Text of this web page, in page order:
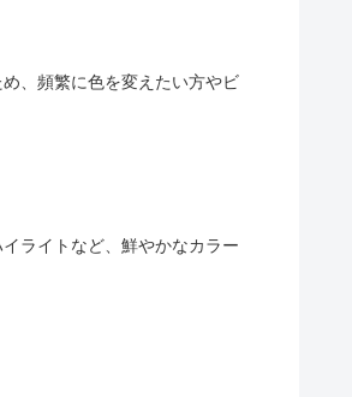
、頻繁に色を変えたい方やビ
ライトなど、鮮やかなカラー